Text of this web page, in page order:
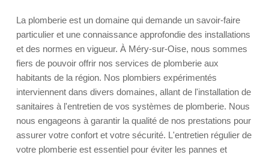
La plomberie est un domaine qui demande un savoir-faire
particulier et une connaissance approfondie des installations
et des normes en vigueur. À Méry-sur-Oise, nous sommes
fiers de pouvoir offrir nos services de plomberie aux
habitants de la région. Nos plombiers expérimentés
interviennent dans divers domaines, allant de l'installation de
sanitaires à l'entretien de vos systèmes de plomberie. Nous
nous engageons à garantir la qualité de nos prestations pour
assurer votre confort et votre sécurité. L'entretien régulier de
votre plomberie est essentiel pour éviter les pannes et